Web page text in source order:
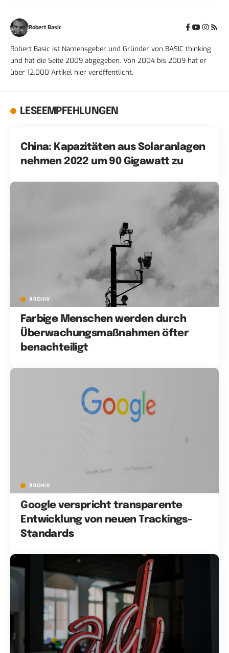
Robert Basic
Robert Basic ist Namensgeber und Gründer von BASIC thinking
und hat die Seite 2009 abgegeben. Von 2004 bis 2009 hat er
über 12.000 Artikel hier veröffentlicht.
LESEEMPFEHLUNGEN
China: Kapazitäten aus Solaranlagen
nehmen 2022 um 90 Gigawatt zu
ARCHIV
Farbige Menschen werden durch
Überwachungsmaßnahmen öfter
benachteiligt
ARCHIV
Google verspricht transparente
Entwicklung von neuen Trackings-
Standards